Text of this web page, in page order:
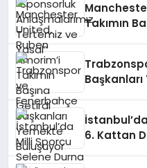
Takımın
6. Kattan